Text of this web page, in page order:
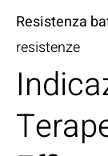
Resistenza
resistenze